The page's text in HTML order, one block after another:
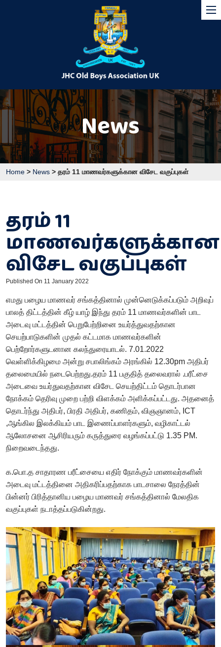
News
Home > News > தரம் 11 மாணவர்களுக்கான விசேட வகுப்புகள்
தரம் 11
மாணவர்களுக்கான
விசேட வகுப்புகள்
Published On 11 January 2022
எமது பழைய மாணவர் சங்கத்தினால் முன்னெடுக்கப்படும் அறிவுப்
பாலத் திட்டத்தின் கீழ் யாழ் இந்து தரம் 11 மாணவர்களின் பாட
அடைவு மட்டத்தின் பெறுபேற்றினை உயர்த்துவதற்கான
செயற்பாடுகளின் முதல் கட்டமாக மாணவர்களின்
பெற்றோர்களுடனான கலந்துரையாடல். 7.01.2022
வெள்ளிக்கிழமை அன்று சபாலிங்கம் அரங்கில் 12.30pm அதிபர்
தலைமையில் நடைபெற்றது.தரம் 11 பகுதித் தலைவரால் .பரீட்சை
அடைவை உயர்துவதற்கான விசேட செயற்திட்டம் தொடர்பான
நோக்கம் தெரிவு முறை பற்றி விளக்கம் அளிக்கப்பட்டது. அதனைத்
தொடர்ந்து அதிபர், பிரதி அதிபர், கணிதம், விஞஞானம், ICT
,ஆங்கில இலக்கியம் பாட இணைப்பாளர்களும், வழிகாட்டல்
ஆலோசனை ஆசிரியரும் கருத்துரை வழங்கப்பட்டு 1.35 PM.
நிறைவடைந்தது.
க.பொ.த சாதாரண பரீட்சையை எதிர் நோக்கும் மாணவர்களின்
அடைவு மட்டத்தினை அதிகரிப்பதற்காக பாடசாலை நேரத்தின்
பின்னர் பிரித்தானிய பழைய மாணவர் சங்கத்தினால் மேலதிக
வகுப்புகள் நடாத்தப்படுகின்றது.